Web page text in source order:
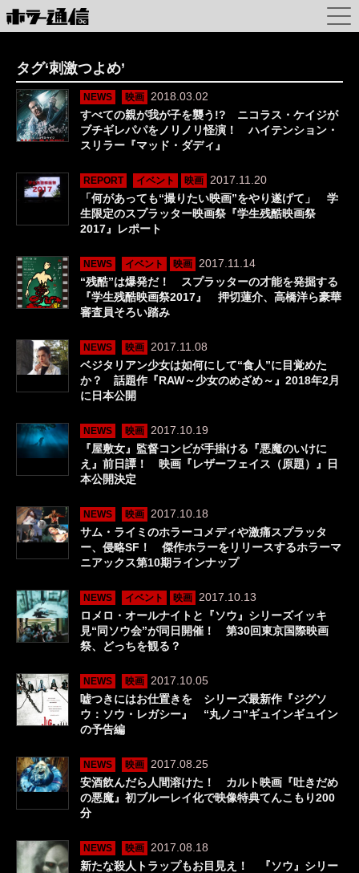
タグ‘刺激つよめ’
NEWS 映画
2018.03.02
すべての親が我が子を襲う!? ニコラス・ケイジが
ブチギレパパをノリノリ怪演！ ハイテンション・
スリラー『マッド・ダディ』
REPORT イベント 映画
2017.11.20
「何があっても“撮りたい映画”をやり遂げて」 学
生限定のスプラッター映画祭『学生残酷映画祭
2017』レポート
NEWS イベント 映画
2017.11.14
“残酷”は爆発だ！ スプラッターの才能を発掘する
『学生残酷映画祭2017』 押切蓮介、高橋洋ら豪華
審査員そろい踏み
NEWS 映画
2017.11.08
ベジタリアン少女は如何にして“食人”に目覚めた
か？ 話題作『RAW～少女のめざめ～』2018年2月
に日本公開
NEWS 映画
2017.10.19
『屋敷女』監督コンビが手掛ける『悪魔のいけに
え』前日譚！ 映画『レザーフェイス（原題）』日
本公開決定
NEWS 映画
2017.10.18
サム・ライミのホラーコメディや激痛スプラッタ
ー、侵略SF！ 傑作ホラーをリリースするホラーマ
ニアックス第10期ラインナップ
NEWS イベント 映画
2017.10.13
ロメロ・オールナイトと『ソウ』シリーズイッキ
見“同ソウ会”が同日開催！ 第30回東京国際映画
祭、どっちを観る？
NEWS 映画
2017.10.05
嘘つきにはお仕置きを シリーズ最新作『ジグソ
ウ：ソウ・レガシー』 “丸ノコ”ギュインギュイン
の予告編
NEWS 映画
2017.08.25
安酒飲んだら人間溶けた！ カルト映画『吐きだめ
の悪魔』初ブルーレイ化で映像特典てんこもり200
分
NEWS 映画
2017.08.18
新たな殺人トラップもお目見え！ 『ソウ』シリー